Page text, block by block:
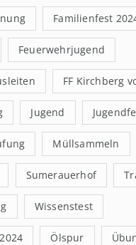
Familienfest
Feuerwehrjugend
FF Kirchberg
Jugend
Müllsammeln
Sumerauerhof
Wissenstest
Ölspur